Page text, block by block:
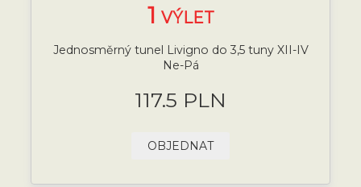
1 VÝLET
Jednosměrný tunel Livigno do 3,5 tuny XII-IV
Ne-Pá
117.5 PLN
OBJEDNAT